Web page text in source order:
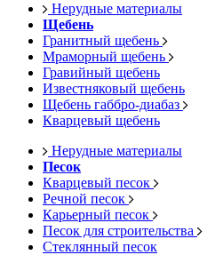
Нерудные материалы
Щебень
Гранитный щебень
Мраморный щебень
Гравийный щебень
Известняковый щебень
Щебень габбро-диабаз
Кварцевый щебень
Нерудные материалы
Песок
Кварцевый песок
Речной песок
Карьерный песок
Песок для строительства
Стеклянный песок